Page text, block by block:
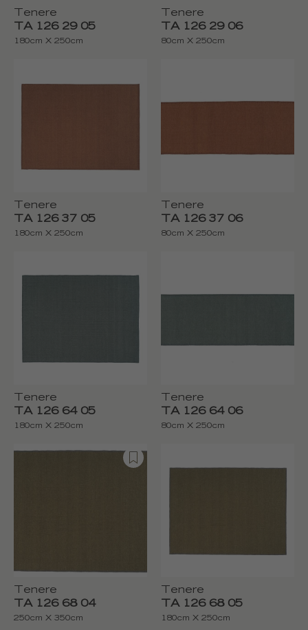
Tenere
TA 126 29 05
180cm X 250cm
Tenere
TA 126 29 06
80cm X 250cm
Tenere
TA 126 37 05
180cm X 250cm
Tenere
TA 126 37 06
80cm X 250cm
Tenere
TA 126 64 05
180cm X 250cm
Tenere
TA 126 64 06
80cm X 250cm
Tenere
TA 126 68 04
250cm X 350cm
Tenere
TA 126 68 05
180cm X 250cm